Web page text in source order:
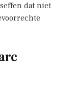
dat niet